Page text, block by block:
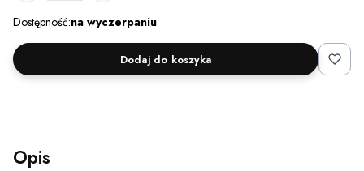
Dostępność:na wyczerpaniu
Dodaj do koszyka
Opis